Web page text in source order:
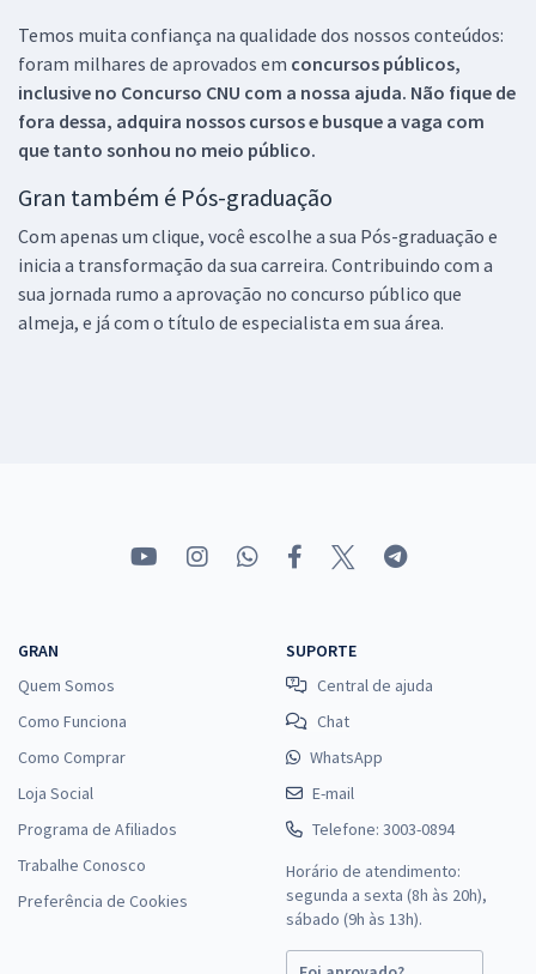
Temos muita confiança na qualidade dos nossos conteúdos:
foram milhares de aprovados em concursos públicos,
inclusive no Concurso CNU com a nossa ajuda. Não fique de
fora dessa, adquira nossos cursos e busque a vaga com
que tanto sonhou no meio público.
Gran também é Pós-graduação
Com apenas um clique, você escolhe a sua Pós-graduação e
inicia a transformação da sua carreira. Contribuindo com a
sua jornada rumo a aprovação no concurso público que
almeja, e já com o título de especialista em sua área.
GRAN
Quem Somos
Como Funciona
Como Comprar
Loja Social
Programa de Afiliados
Trabalhe Conosco
Preferência de Cookies
SUPORTE
Central de ajuda
Chat
WhatsApp
E-mail
Telefone: 3003-0894
Horário de atendimento:
segunda a sexta (8h às 20h),
sábado (9h às 13h).